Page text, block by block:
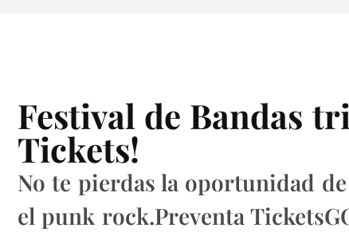
Festival de Bandas
Tickets!
No te pierdas la oportunidad
el punk rock.Preventa